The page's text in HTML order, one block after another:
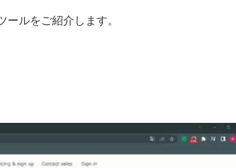
ルをご紹介します。